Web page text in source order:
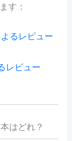
す：
るレビュー
レビュー
はどれ？